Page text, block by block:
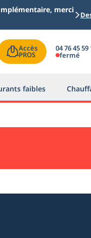
merci
Accès
PROS
04 76 45 59
fermé
faibles